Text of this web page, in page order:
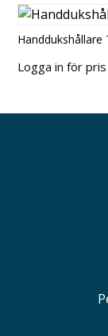
Handdukshållare
Logga in för pris